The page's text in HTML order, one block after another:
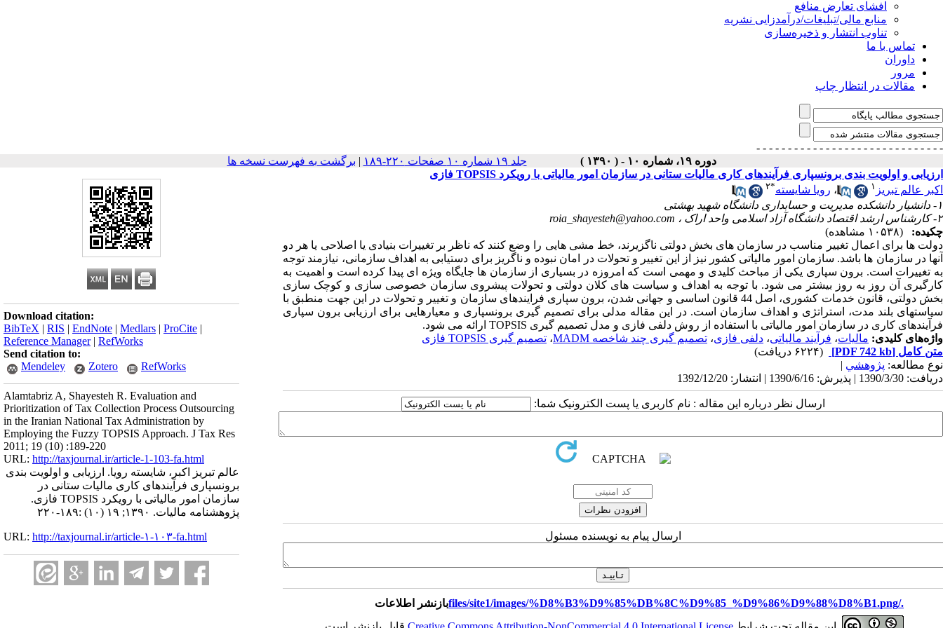
افشای تعارض منافع
منابع مالی/تبلیغات/درآمدزایی نشریه
تناوب انتشار و ذخیره‌سازی
تماس با ما
داوران
مرور
مقالات در انتظار چاپ
- - - - - - - - - - - - - - -
- - - - - - - - - - - - - - -
دوره ۱۹، شماره ۱۰ - ( ۱۳۹۰ )
جلد ۱۹ شماره ۱۰ صفحات ۲۲۰-۱۸۹ | برگشت به فهرست نسخه ها
Download citation:
BibTeX | RIS | EndNote | Medlars | ProCite |
Reference Manager| RefWorks
Send citation to:
Mendeley
Zotero RefWorks
Alamtabriz A, Shayesteh R. Evaluation and
Prioritization of Tax Collection Process Outsourcing
in the Iranian National Tax Administration by
Employing the Fuzzy TOPSIS Approach. J Tax Res
2011; 19 (10) :189-220
URL: http://taxjournal.ir/article-1-103-fa.html
عالم تبریز اکبر، شایسته رویا. ارزیابی و اولویت بندی
برونسپاری فرآیندهای کاری مالیات ستانی در
سازمان امور مالیاتی با رویکرد TOPSIS فازی.
پژوهشنامه مالیات. ۱۳۹۰; ۱۹ (۱۰) :۱۸۹-۲۲۰
URL: http://taxjournal.ir/article-۱-۱۰۳-fa.html
ارزیابی و اولویت بندی برونسپاری فرآیندهای کاری مالیات ستانی در سازمان امور مالیاتی با رویکرد TOPSIS فازی
اکبر عالم تبریز ۱ ، رویا شایسته*۲
۱- دانشیار دانشکده مدیریت و حسابداری دانشگاه شهید بهشتی
۲- کارشناس ارشد اقتصاد دانشگاه آزاد اسلامی واحد اراک ،
roia_shayesteh@yahoo.com
چکیده:
(۱۰۵۳۸ مشاهده)
دولت ها برای اعمال تغییر مناسب در سازمان های بخش دولتی ناگزیرند، خط مشی هایی را وضع کنند که ناظر بر تغییرات بنیادی یا اصلاحی یا هر دو
آنها در سازمان ها باشد. سازمان امور مالیاتی کشور نیز از این تغییر و تحولات در امان نبوده و ناگریز برای دستیابی به اهداف سازمانی، نیازمند توجه
به تغییرات است. برون سپاری یکی از مباحث کلیدی و مهمی است که امروزه در بسیاری از سازمان ها جایگاه ویژه ای پیدا کرده است و اهمیت به
کارگیری آن روز به روز بیشتر می شود. با توجه به اهداف و سیاست های کلان دولتی و تحولات پیشروی سازمان خصوصی سازی و کوچک سازی
بخش دولتی، قانون خدمات کشوری، اصل 44 قانون اساسی و جهانی شدن، برون سپاری فرایندهای سازمان و تغییر و تحولات در این جهت منطبق با
سیاستهای بلند مدت، استراتژی و اهداف سازمان است. در این مقاله مدلی برای تصمیم گیری برونسپاری و معیارهایی برای ارزیابی برون سپاری
فرآیندهای کاری در سازمان امور مالیاتی با استفاده از روش دلفی فازی و مدل تصمیم گیری TOPSIS ارائه می شود.
واژه‌های کلیدی: مالیات، فرآیند مالیاتی، دلفی فازی، تصمیم گیری چند شاخصه MADM ، تصمیم گیری TOPSIS فازی
متن کامل [PDF 742 kb]
(۶۲۲۴ دریافت)
نوع مطالعه: پژوهشي |
دریافت: 1390/3/30 | پذیرش: 1390/6/16 | انتشار: 1392/12/20
ارسال نظر درباره این مقاله : نام کاربری یا پست الکترونیک شما:
ارسال پیام به نویسنده مسئول
./files/site1/images/%D8%B3%D9%85%DB%8C%D9%85_%D9%86%D9%88%D8%B1.png
بازنشر اطلاعات